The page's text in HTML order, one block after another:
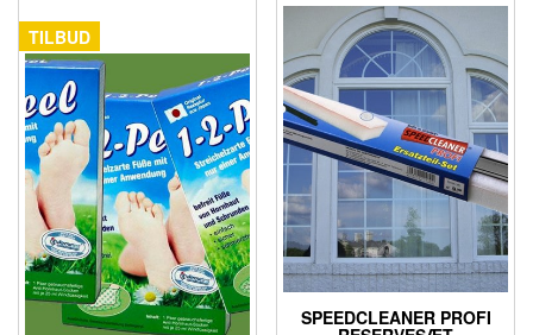
TILBUD
SPEEDCLEANER PROFI